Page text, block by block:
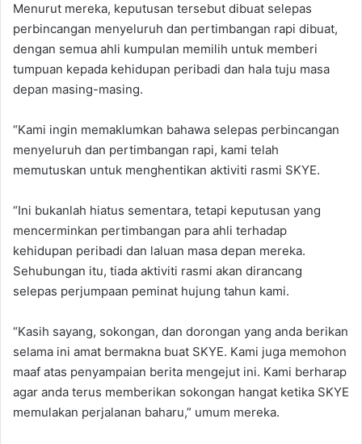
Menurut mereka, keputusan tersebut dibuat selepas
perbincangan menyeluruh dan pertimbangan rapi dibuat,
dengan semua ahli kumpulan memilih untuk memberi
tumpuan kepada kehidupan peribadi dan hala tuju masa
depan masing-masing.
“Kami ingin memaklumkan bahawa selepas perbincangan
menyeluruh dan pertimbangan rapi, kami telah
memutuskan untuk menghentikan aktiviti rasmi SKYE.
“Ini bukanlah hiatus sementara, tetapi keputusan yang
mencerminkan pertimbangan para ahli terhadap
kehidupan peribadi dan laluan masa depan mereka.
Sehubungan itu, tiada aktiviti rasmi akan dirancang
selepas perjumpaan peminat hujung tahun kami.
“Kasih sayang, sokongan, dan dorongan yang anda berikan
selama ini amat bermakna buat SKYE. Kami juga memohon
maaf atas penyampaian berita mengejut ini. Kami berharap
agar anda terus memberikan sokongan hangat ketika SKYE
memulakan perjalanan baharu,” umum mereka.